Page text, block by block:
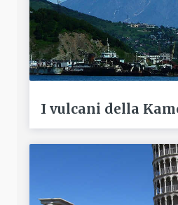
I vulcani della